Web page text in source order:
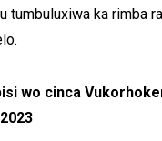
tumbuluxiwa ka rimba
wo cinca